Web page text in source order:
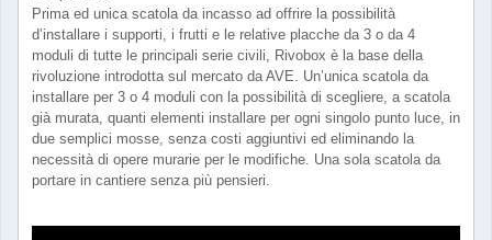
Prima ed unica scatola da incasso ad offrire la possibilità
d’installare i supporti, i frutti e le relative placche da 3 o da 4
moduli di tutte le principali serie civili, Rivobox è la base della
rivoluzione introdotta sul mercato da AVE. Un’unica scatola da
installare per 3 o 4 moduli con la possibilità di scegliere, a scatola
già murata, quanti elementi installare per ogni singolo punto luce, in
due semplici mosse, senza costi aggiuntivi ed eliminando la
necessità di opere murarie per le modifiche. Una sola scatola da
portare in cantiere senza più pensieri.